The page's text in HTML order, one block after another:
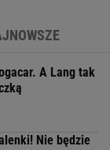
A Lang tak
Nie będzie